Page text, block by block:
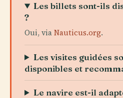
Les billets sont-ils
?
Oui, viaNauticus.org.
Les visites guidées
disponibles et
Le navire est-il